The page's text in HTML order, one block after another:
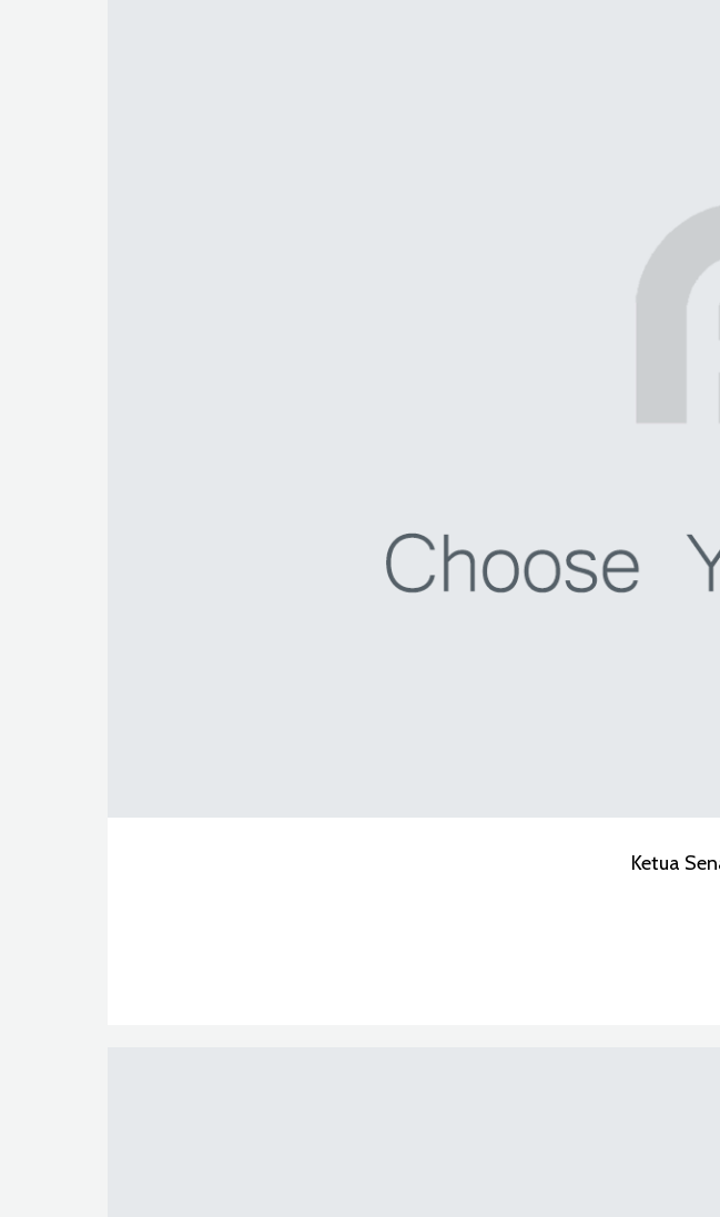
Ketua